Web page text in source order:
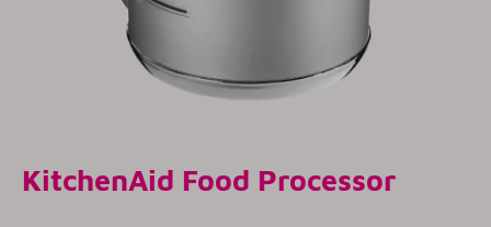
KitchenAid Food Processor